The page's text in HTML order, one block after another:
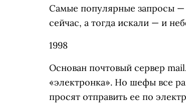
Самые популярные запросы —
сейчас, а тогда искали — и
1998
Основан почтовый сервер
«электронка». Но шефы все
просят отправить ее по